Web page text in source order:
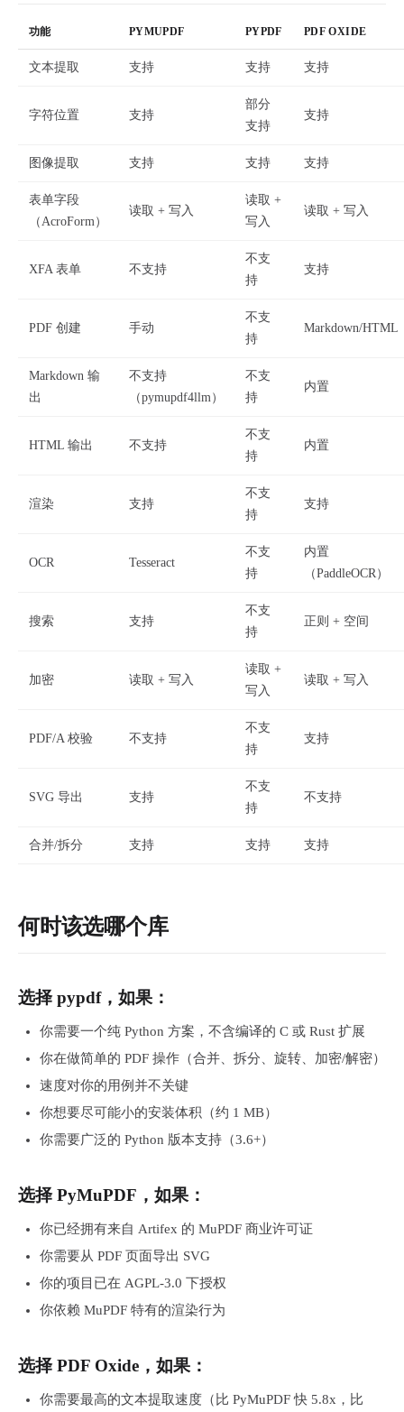
功能 PYMUPDF PYPDF PDF OXIDE
文本提取 支持 支持 支持
字符位置 支持
部分
支持
支持
图像提取 支持 支持 支持
表单字段
（AcroForm）
读取 + 写入
读取 +
写入
读取 + 写入
XFA 表单 不支持
不支
持
支持
PDF 创建 手动
不支
持
Markdown/HTML
Markdown 输
出
不支持
（pymupdf4llm）
不支
持
内置
HTML 输出 不支持
不支
持
内置
渲染 支持
不支
持
支持
OCR Tesseract
不支
持
内置
（PaddleOCR）
搜索 支持
不支
持
正则 + 空间
加密 读取 + 写入
读取 +
写入
读取 + 写入
PDF/A 校验 不支持
不支
持
支持
SVG 导出 支持
不支
持
不支持
合并/拆分 支持 支持 支持
何时该选哪个库
选择 pypdf，如果：
你需要一个纯 Python 方案，不含编译的 C 或 Rust 扩展
你在做简单的 PDF 操作（合并、拆分、旋转、加密/解密）
速度对你的用例并不关键
你想要尽可能小的安装体积（约 1 MB）
你需要广泛的 Python 版本支持（3.6+）
选择 PyMuPDF，如果：
你已经拥有来自 Artifex 的 MuPDF 商业许可证
你需要从 PDF 页面导出 SVG
你的项目已在 AGPL-3.0 下授权
你依赖 MuPDF 特有的渲染行为
选择 PDF Oxide，如果：
你需要最高的文本提取速度（比 PyMuPDF 快 5.8x，比